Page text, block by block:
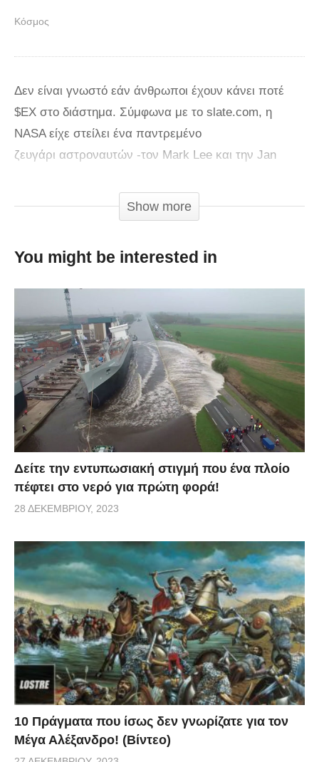
Κόσμος
Δεν είναι γνωστό εάν άνθρωποι έχουν κάνει ποτέ
$ΕΧ στο διάστημα. Σύμφωνα με το slate.com, η
NASA είχε στείλει ένα παντρεμένο
ζευγάρι αστροναυτών -τον Mark Lee και την Jan
δεν μίλησε ποτέ δημόσια για την Ερωτική πράξη
σε συνθήκες μηδενικής βαρύτητας. Όπως εξηγεί το
είχε πολλά προβλήματα. Η NASA και το Ινστιτούτο
στο ότι η βαρύτητα διαδραματίζει σημαντικό ρόλο στο
Σ E Χ.
via
Show more
You might be interested in
Δείτε την εντυπωσιακή στιγμή που ένα πλοίο
πέφτει στο νερό για πρώτη φορά!
28 ΔΕΚΕΜΒΡΊΟΥ, 2023
10 Πράγματα που ίσως δεν γνωρίζατε για τον
Μέγα Αλέξανδρο! (Βίντεο)